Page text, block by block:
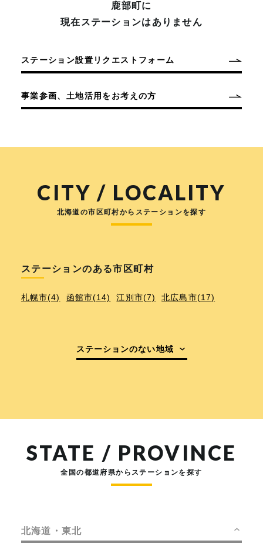
鹿部町に
現在ステーションはありません
ステーション設置リクエストフォーム
事業参画、土地活用をお考えの方
CITY / LOCALITY
北海道の市区町村からステーションを探す
ステーションのある市区町村
札幌市(4) 函館市(14) 江別市(7) 北広島市(17)
ステーションのない地域
STATE / PROVINCE
全国の都道府県からステーションを探す
北海道・東北